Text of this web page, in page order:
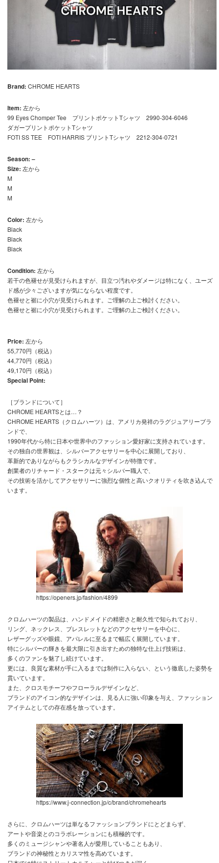
Brand: CHROME HEARTS
Item: 左から
99 Eyes Chomper Tee プリントポケットTシャツ 2990-304-6046
ダガープリントポケットTシャツ
FOTI SS TEE FOTI HARRIS プリントTシャツ 2212-304-0721
Season: –
Size: 左から
M
M
M
Color: 左から
Black
Black
Black
Condition: 左から
若干の色褪せが見受けられますが、目立つ汚れやダメージは特になく、ユーズ
ド感が少々ございますが気にならない程度です。
色褪せと裾に小穴が見受けられます。ご理解の上ご検討ください。
色褪せと裾に小穴が見受けられます。ご理解の上ご検討ください。
Price: 左から
55,770円（税込）
44,770円（税込）
49,170円（税込）
Special Point:
［ブランドについて］
CHROME HEARTSとは…？
CHROME HEARTS（クロムハーツ）は、アメリカ発祥のラグジュアリーブラ
ンドで、
1990年代から特に日本や世界中のファッション愛好家に支持されています。
その独自の世界観は、シルバーアクセサリーを中心に展開しており、
革新的でありながらもクラシカルなデザインが特徴です。
創業者のリチャード・スタークは元々シルバー職人で、
その技術を活かしてアクセサリーに強烈な個性と高いクオリティを吹き込んで
います。
https://openers.jp/fashion/4899
クロムハーツの製品は、ハンドメイドの精密さと耐久性で知られており、
リング、ネックレス、ブレスレットなどのアクセサリーを中心に、
レザーグッズや眼鏡、アパレルに至るまで幅広く展開しています。
特にシルバーの輝きを最大限に引き出すための独特な仕上げ技術は、
多くのファンを魅了し続けています。
更には、良質な素材が手に入るまでは制作に入らない、という徹底した姿勢を
貫いています。
また、クロスモチーフやフローラルデザインなど、
ブランドのアイコン的なデザインは、見る人に強い印象を与え、ファッション
アイテムとしての存在感を放っています。
https://www.j-connection.jp/c/brand/chromehearts
さらに、クロムハーツは単なるファッションブランドにとどまらず、
アートや音楽とのコラボレーションにも積極的です。
多くのミュージシャンや著名人が愛用していることもあり、
ブランドの神秘性とカリスマ性を高めています。